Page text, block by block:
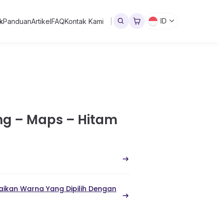
PanduanArtikelFAQKontak Kami ID
– Maps – Hitam
Warna Yang Dipilih Dengan